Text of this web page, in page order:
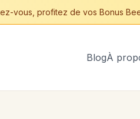
vous, profitez de vos Bonus
BlogÀ